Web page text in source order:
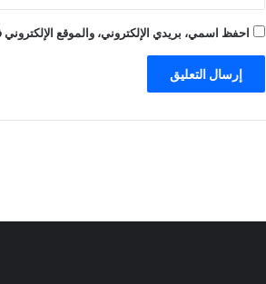
احفظ اسمي، بريدي الإلكتروني، والموقع